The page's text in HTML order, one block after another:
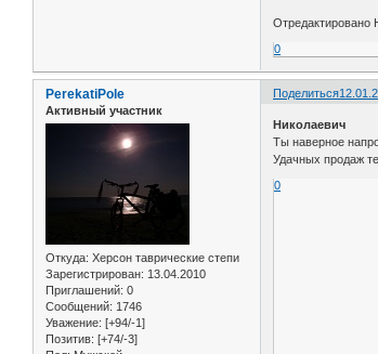
Отредактировано
0
Поделиться
PerekatiPole
Активный участник
Откуда: Херсон таврические степи
Зарегистрирован: 13.04.2010
Приглашений: 0
Сообщений: 1746
Уважение: [+94/-1]
Позитив: [+74/-3]
Николаевич
Ты наверное
Удачных продаж
0